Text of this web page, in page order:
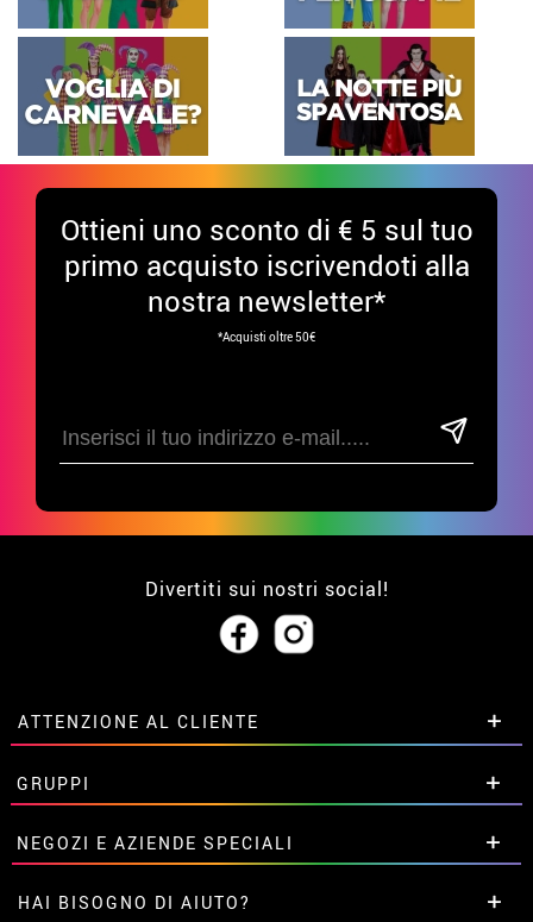
Ottieni uno sconto di € 5 sul tuo
primo acquisto iscrivendoti alla
nostra newsletter*
*Acquisti oltre 50€
Divertiti sui nostri social!
ATTENZIONE AL CLIENTE
• Su di noi
• Condizioni di vendita
• Avviso legale privacy
• Attenzione al cliente
• Utilizzo dei cookies
GRUPPI
Sconti speciali per gruppi.
Contattaci qui
NEGOZI E AZIENDE SPECIALI
Sconti speciali per gruppi.
HAI BISOGNO DI AIUTO?